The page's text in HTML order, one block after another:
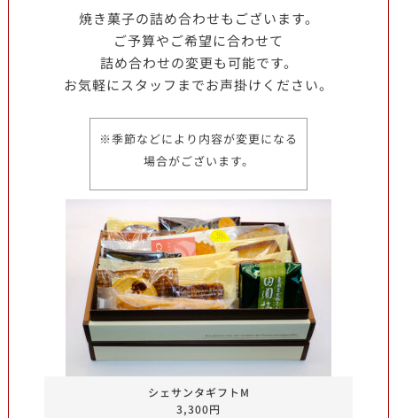
焼き菓子の詰め合わせもございます。
ご予算やご希望に合わせて
詰め合わせの変更も可能です。
お気軽にスタッフまでお声掛けください。
※季節などにより内容が変更になる
場合がございます。
シェサンタギフトM
3,300円